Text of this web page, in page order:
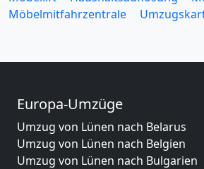
Möbelmitfahrzentrale
Europa-Umzüge
Umzug von Lünen nach Belarus
Umzug von Lünen nach Belgien
Umzug von Lünen nach Bulgarien